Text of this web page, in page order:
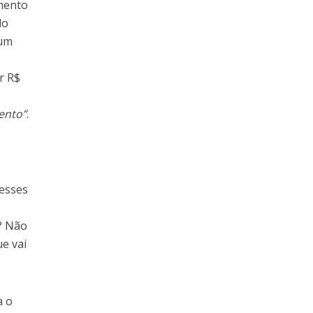
R$
.
Não
vai
o